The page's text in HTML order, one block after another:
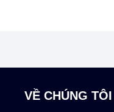
VỀ CHÚNG TÔI